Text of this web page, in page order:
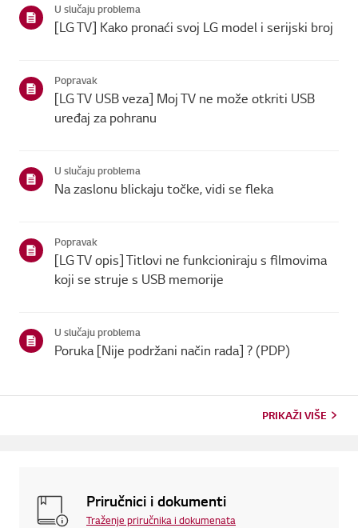
napravlje...
U slučaju problema
[LG TV] Kako pronaći svoj LG model i serijski broj
Popravak
[LG TV USB veza] Moj TV ne može otkriti USB
uređaj za pohranu
U slučaju problema
Na zaslonu blickaju točke, vidi se fleka
Popravak
[LG TV opis] Titlovi ne funkcioniraju s filmovima
koji se struje s USB memorije
U slučaju problema
Poruka [Nije podržani način rada] ? (PDP)
PRIKAŽI VIŠE
Priručnici i dokumenti
Traženje priručnika i dokumenata